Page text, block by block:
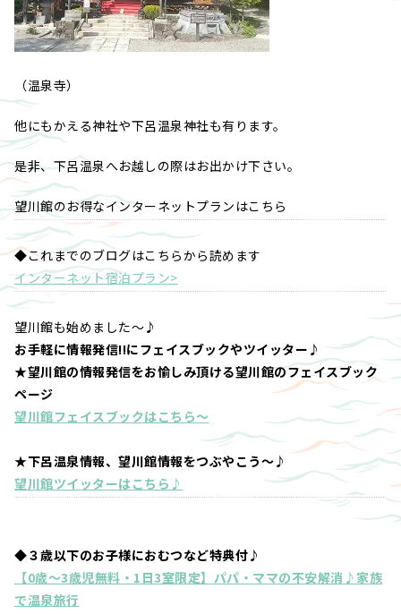
（温泉寺）
他にもかえる神社や下呂温泉神社も有ります。
是非、下呂温泉へお越しの際はお出かけ下さい。
望川館のお得なインターネットプランはこちら
◆これまでのブログはこちらから読めます
インターネット宿泊プラン>
望川館も始めました～♪
お手軽に情報発信!!にフェイスブックやツイッター♪
★望川館の情報発信をお愉しみ頂ける望川館のフェイスブック
ページ
望川館フェイスブックはこちら～
★下呂温泉情報、望川館情報をつぶやこう～♪
望川館ツイッターはこちら♪
◆３歳以下のお子様におむつなど特典付♪
【0歳～3歳児無料・1日3室限定】パパ・ママの不安解消♪家族
で温泉旅行